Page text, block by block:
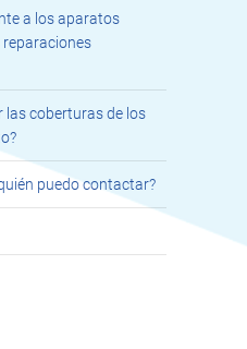
a los aparatos
reparaciones
las coberturas de los
puedo contactar?